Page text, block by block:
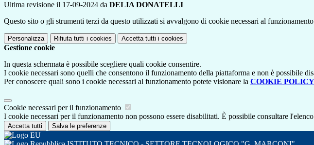
Ultima revisione il 17-09-2024 da DELIA DONATELLI
Questo sito o gli strumenti terzi da questo utilizzati si avvalgono di cookie necessari al
Personalizza Rifiuta tutti i cookies Accetta tutti i cookies
Gestione cookie
In questa schermata è possibile scegliere quali cookie consentire.
I cookie necessari sono quelli che consentono il funzionamento della piattaforma e non è possibile
Per conoscere quali sono i cookie necessari al funzionamento potete visionare la COOKIE POLICY
Cookie necessari per il funzionamento
I cookie necessari per il funzionamento non possono essere disabilitati. È possibile consultare
Accetta tutti Salva le preferenze